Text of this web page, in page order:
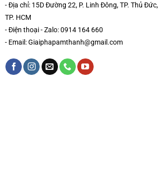
- Địa chỉ: 15D Đường 22, P. Linh Đông, TP. Thủ Đức,
TP. HCM
- Điện thoại - Zalo: 0914 164 660
- Email: Giaiphapamthanh@gmail.com